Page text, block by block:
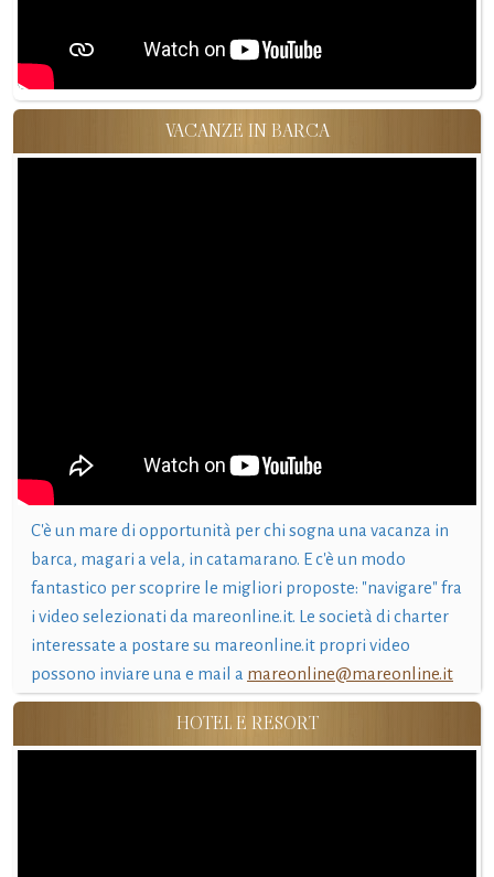
VACANZE IN BARCA
C'è un mare di opportunità per chi sogna una vacanza in
barca, magari a vela, in catamarano. E c'è un modo
fantastico per scoprire le migliori proposte: "navigare" fra
i video selezionati da mareonline.it. Le società di charter
interessate a postare su mareonline.it propri video
possono inviare una e mail a mareonline@mareonline.it
HOTEL E RESORT